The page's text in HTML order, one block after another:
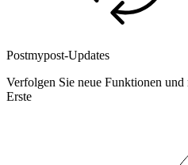
Postmypost-Updates
Verfolgen Sie neue Funktionen und
Erste